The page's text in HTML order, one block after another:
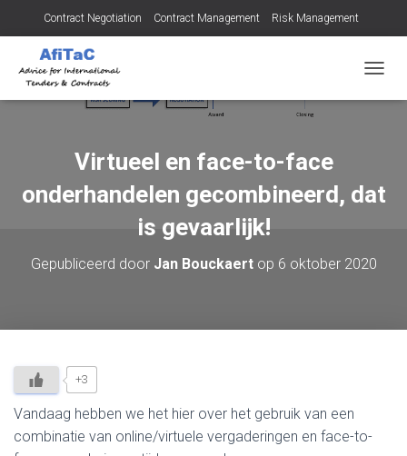
Contract Negotiation Contract Management Risk Management
Tendering for Contracts
O
N
A
A
Virtueel en face-to-face
onderhandelen gecombineerd, dat
is gevaarlijk!
Gepubliceerd door Jan Bouckaertop 6 oktober 2020
+3
Vandaag hebben we het hier over het gebruik van een
combinatie van online/virtuele vergaderingen en face-to-